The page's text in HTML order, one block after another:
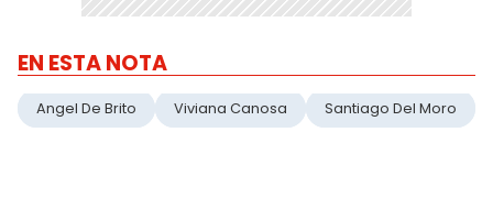
EN ESTA NOTA
Angel De Brito Viviana Canosa Santiago Del Moro